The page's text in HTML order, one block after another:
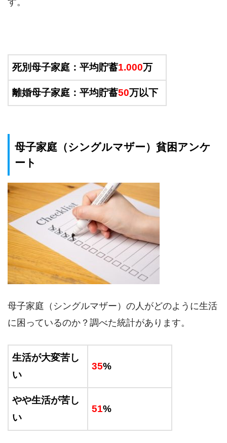
死別母子家庭：平均貯蓄1.000万
離婚母子家庭：平均貯蓄50万以下
母子家庭（シングルマザー）貧困アンケ
ート
母子家庭（シングルマザー）の人がどのように生活
に困っているのか？調べた統計があります。
生活が大変苦し
い
35%
やや生活が苦し
い
51%